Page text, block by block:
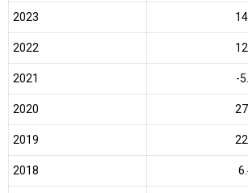
2023
2022
2021 -
2020
2019
2018